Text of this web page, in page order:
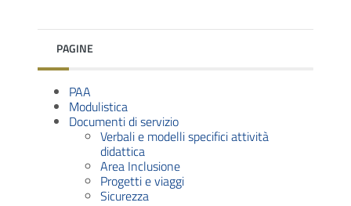
PAGINE
PAA
Modulistica
Documenti di servizio
Verbali e modelli specifici attività
didattica
Area Inclusione
Progetti e viaggi
Sicurezza